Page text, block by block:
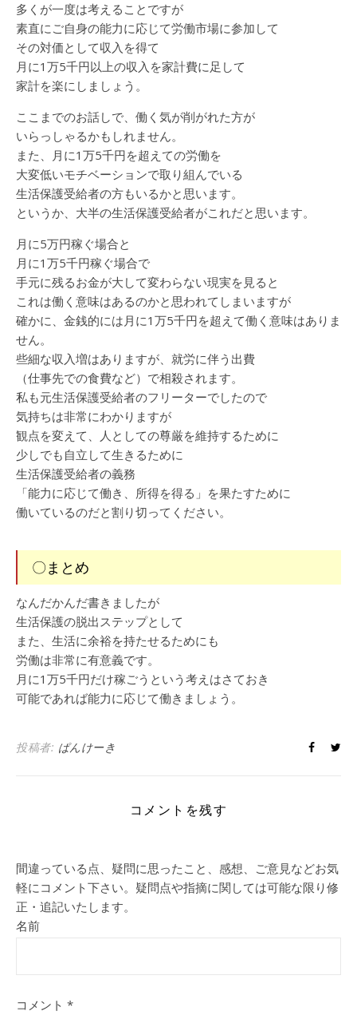
多くが一度は考えることですが
素直にご自身の能力に応じて労働市場に参加して
その対価として収入を得て
月に1万5千円以上の収入を家計費に足して
家計を楽にしましょう。
ここまでのお話しで、働く気が削がれた方が
いらっしゃるかもしれません。
また、月に1万5千円を超えての労働を
大変低いモチベーションで取り組んでいる
生活保護受給者の方もいるかと思います。
というか、大半の生活保護受給者がこれだと思います。
月に5万円稼ぐ場合と
月に1万5千円稼ぐ場合で
手元に残るお金が大して変わらない現実を見ると
これは働く意味はあるのかと思われてしまいますが
確かに、金銭的には月に1万5千円を超えて働く意味はありま
せん。
些細な収入増はありますが、就労に伴う出費
（仕事先での食費など）で相殺されます。
私も元生活保護受給者のフリーターでしたので
気持ちは非常にわかりますが
観点を変えて、人としての尊厳を維持するために
少しでも自立して生きるために
生活保護受給者の義務
「能力に応じて働き、所得を得る」を果たすために
働いているのだと割り切ってください。
〇まとめ
なんだかんだ書きましたが
生活保護の脱出ステップとして
また、生活に余裕を持たせるためにも
労働は非常に有意義です。
月に1万5千円だけ稼ごうという考えはさておき
可能であれば能力に応じて働きましょう。
投稿者: ぱんけーき
コメントを残す
間違っている点、疑問に思ったこと、感想、ご意見などお気
軽にコメント下さい。疑問点や指摘に関しては可能な限り修
正・追記いたします。
名前
コメント *